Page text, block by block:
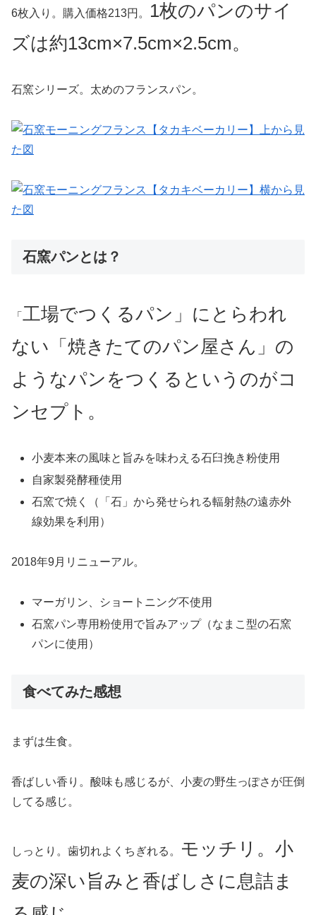
6枚入り。購入価格213円。 1枚のパンのサイ
ズは約13cm×7.5cm×2.5cm。
石窯シリーズ。太めのフランスパン。
石窯パンとは？
「 工場でつくるパン」にとらわれ
ない「焼きたてのパン屋さん」の
ようなパンをつくるというのがコ
ンセプト。
小麦本来の風味と旨みを味わえる石臼挽き粉使用
自家製発酵種使用
石窯で焼く（「石」から発せられる輻射熱の遠赤外
線効果を利用）
2018年9月リニューアル。
マーガリン、ショートニング不使用
石窯パン専用粉使用で旨みアップ（なまこ型の石窯
パンに使用）
食べてみた感想
まずは生食。
香ばしい香り。酸味も感じるが、小麦の野生っぽさが圧倒
してる感じ。
しっとり。歯切れよくちぎれる。
モッチリ。小
麦の深い旨みと香ばしさに息詰ま